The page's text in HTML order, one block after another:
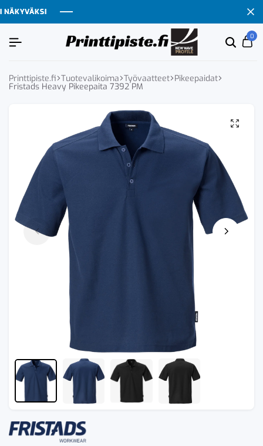
Etsi
0
Printtipiste.fi Tuotevalikoima Työvaatteet Pikeepaidat
Fristads Heavy Pikeepaita 7392 PM